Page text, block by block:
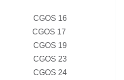
CGOS 16
CGOS 17
CGOS 19
CGOS 23
CGOS 24